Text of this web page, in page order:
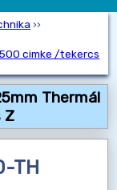
››
cimke /tekercs
Thermál
Z
TH